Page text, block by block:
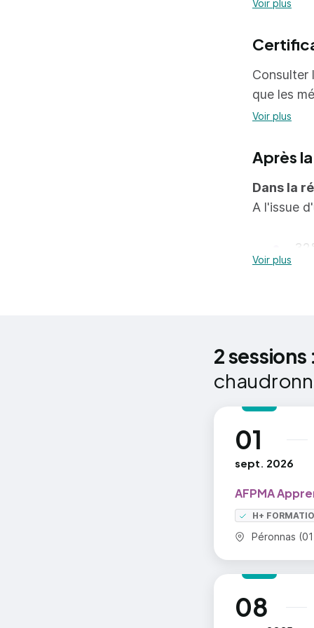
•
Domaine
•
• BE CAO
•
•
• Qualité
• TIC –
Activité
•
ouvrage)
=> En
Voir plus
Consulter
que les
Voir plus
Après
Dans la
A l'issue
2024/
Voir plus
2 sessions :
01
sept. 2026
au
AFPMA
H+
Commune :
Péronnas
08
au